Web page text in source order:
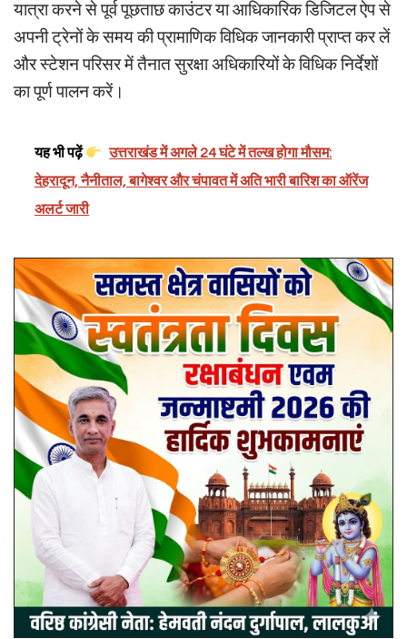
यात्रा करने से पूर्व पूछताछ काउंटर या आधिकारिक डिजिटल ऐप से
अपनी ट्रेनों के समय की प्रामाणिक विधिक जानकारी प्राप्त कर लें
और स्टेशन परिसर में तैनात सुरक्षा अधिकारियों के विधिक निर्देशों
का पूर्ण पालन करें।
यह भी पढ़ें
उत्तराखंड में अगले 24 घंटे में तल्ख होगा मौसम:
देहरादून, नैनीताल, बागेश्वर और चंपावत में अति भारी बारिश का ऑरेंज
अलर्ट जारी